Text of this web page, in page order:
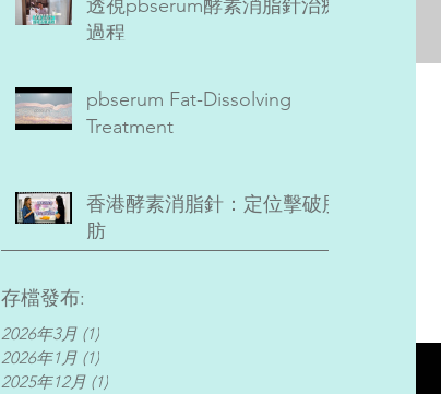
透視pbserum酵素消脂針治療
過程
pbserum Fat-Dissolving
Treatment
香港酵素消脂針：定位擊破脂
肪
存檔發布:
2026年3月 (1)
2026年1月 (1)
2025年12月 (1)